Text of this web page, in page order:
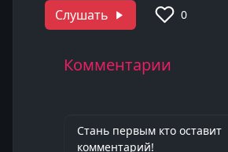
Слушать 0
Комментарии
Стань первым кто оставит
комментарий!